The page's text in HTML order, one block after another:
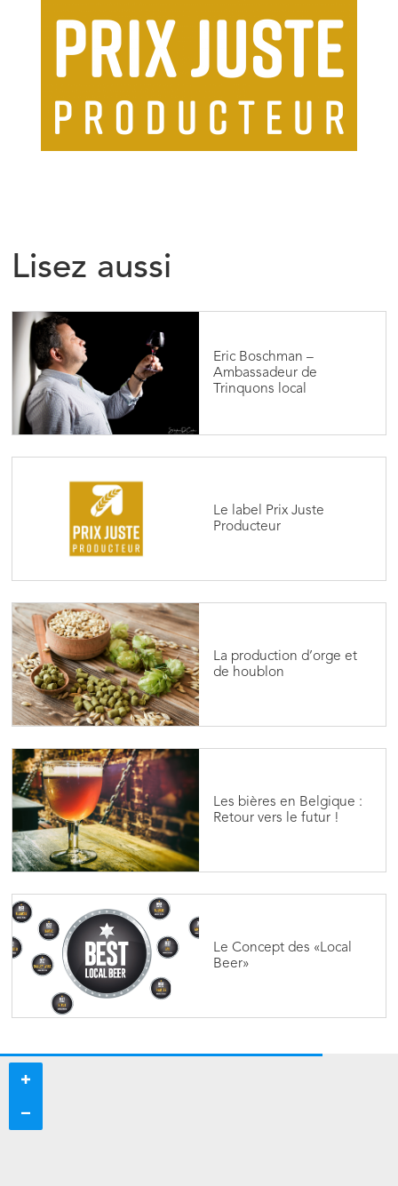
Lisez aussi
Eric Boschman –
Ambassadeur de
Trinquons local
Le label Prix Juste
Producteur
La production d’orge et
de houblon
Les bières en Belgique :
Retour vers le futur !
Le Concept des «Local
Beer»